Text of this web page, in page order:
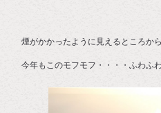
煙がかかったように見えるところか
今年もこのモフモフ・・・・ふわふ